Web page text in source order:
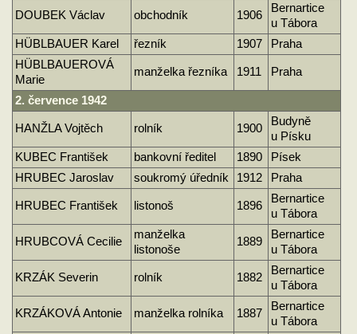
DOUBEK Václav obchodník 1906
Bernartice
u Tábora
HÜBLBAUER Karel
řezník 1907
Praha
HÜBLBAUEROVÁ
Marie
manželka řezníka 1911 Praha
2. července 1942
HANŽLA Vojtěch rolník 1900
Budyně
u Písku
KUBEC František
bankovní ředitel 1890
Písek
HRUBEC Jaroslav
soukromý úředník 1912 Praha
HRUBEC František listonoš 1896
Bernartice
u Tábora
HRUBCOVÁ Cecilie
manželka
listonoše
1889
Bernartice
u Tábora
KRZÁK Severin rolník 1882
Bernartice
u Tábora
KRZÁKOVÁ Antonie manželka rolníka 1887
Bernartice
u Tábora